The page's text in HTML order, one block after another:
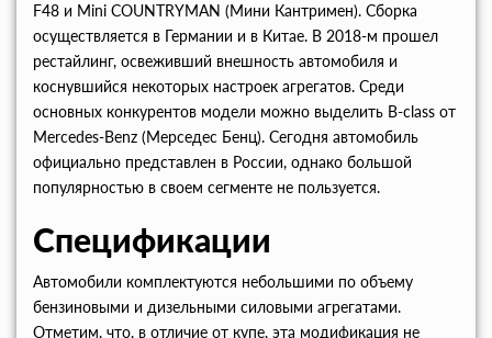
F48 и Mini COUNTRYMAN (Мини Кантримен). Сборка
осуществляется в Германии и в Китае. В 2018-м прошел
рестайлинг, освеживший внешность автомобиля и
коснувшийся некоторых настроек агрегатов. Среди
основных конкурентов модели можно выделить B-сlass от
Mercedes-Benz (Мерседес Бенц). Сегодня автомобиль
официально представлен в России, однако большой
популярностью в своем сегменте не пользуется.
Спецификации
Автомобили комплектуются небольшими по объему
бензиновыми и дизельными силовыми агрегатами.
Отметим, что, в отличие от купе, эта модификация не